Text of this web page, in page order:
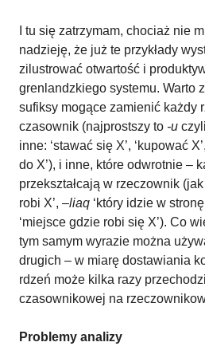
I tu się zatrzymam, chociaż nie
nadzieję, że już te przykłady
zilustrować otwartość i
grenlandzkiego systemu. Warto
sufiksy mogące zamienić każdy
czasownik (najprostszy to -u
inne: ‘stawać się X’, ‘kupować
do X’), i inne, które odwrotnie –
przekształcają w rzeczownik (jak
robi X’, –liaq ‘który idzie w
‘miejsce gdzie robi się X’). Co
tym samym wyrazie można
drugich – w miarę dostawiania
rdzeń może kilka razy
czasownikowej na
Problemy analizy